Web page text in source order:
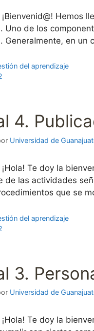
Hemos
Uno de los
Generalmente, en
del aprendizaje
4.
Universidad de
Te doy la
de las actividades
que se
del aprendizaje
3.
Universidad de
Te doy la